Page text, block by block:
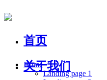
首页
关于我们
Home
Landing page 1